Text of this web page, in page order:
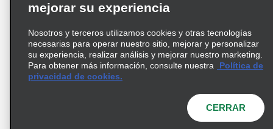
Términos de uso
Política de privacidad
Política de cookies
Información de Salud del Consumidor
© 2026 Enterprise Holdings, Inc. Todos los derechos
mejorar su experiencia
Nosotros y terceros utilizamos cookies y otras tecnologías
necesarias para operar nuestro sitio, mejorar y personalizar
su experiencia, realizar análisis y mejorar nuestro marketing.
Para obtener más información, consulte nuestra
Política de
privacidad de cookies.
CERRAR